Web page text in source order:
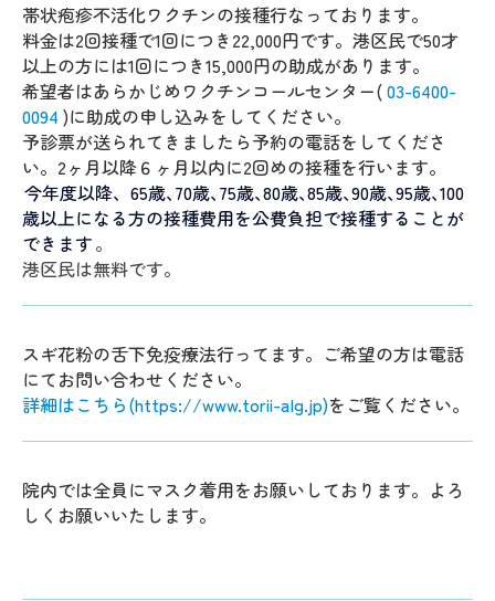
帯状疱疹不活化ワクチンの接種行なっております。
料金は2回接種で1回につき22,000円です。港区民で50才
以上の方には1回につき15,000円の助成があります。
希望者はあらかじめワクチンコールセンター(03-6400-
0094 )に助成の申し込みをしてください。
予診票が送られてきましたら予約の電話をしてくださ
い。2ヶ月以降６ヶ月以内に2回めの接種を行います。
今年度以降、65歳､70歳､75歳､80歳､85歳､90歳､95歳､100
歳以上になる方の接種費用を公費負担で接種することが
できます。
港区民は無料です。
スギ花粉の舌下免疫療法行ってます。ご希望の方は電話
にてお問い合わせください。
詳細はこちら(https://www.torii-alg.jp)をご覧ください。
院内では全員にマスク着用をお願いしております。よろ
しくお願いいたします。